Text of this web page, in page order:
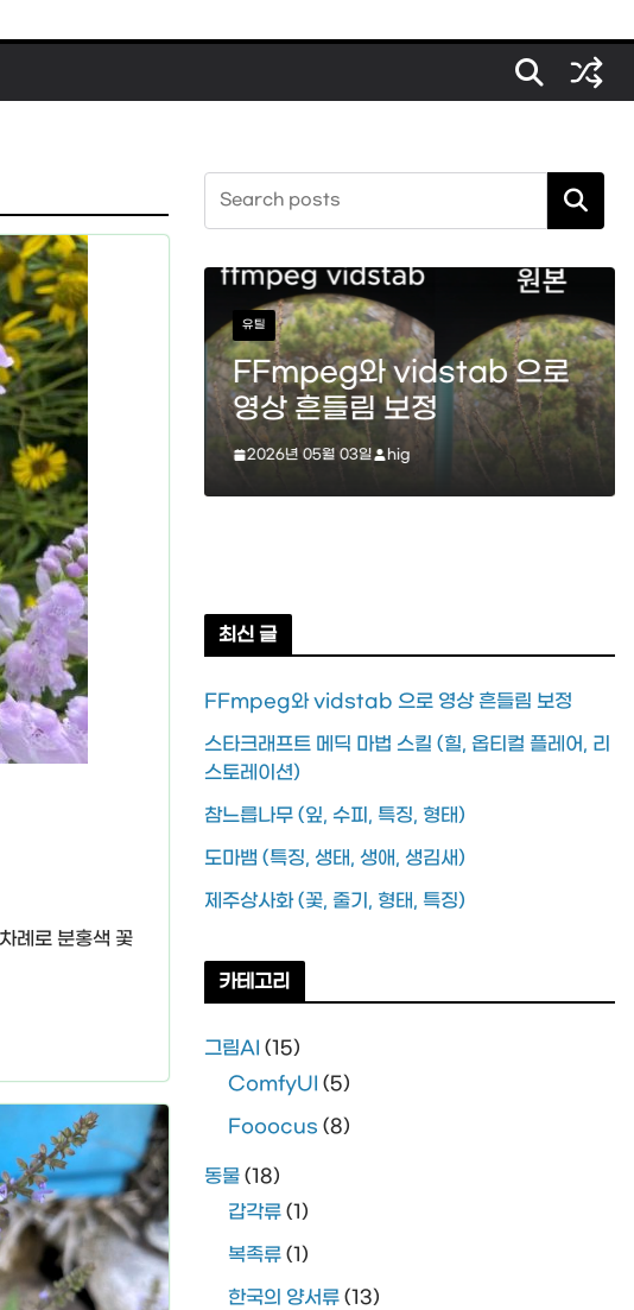
례로 분홍색 꽃
검색
vidstab 으로
보정
일 hig
스타크래프트
스타크래프트 메딕 마법 스
(힐, 옵티컬 플레어, 리스토
이션)
2026년 04월 11일 hig
최신 글
FFmpeg와 vidstab 으로 영상 흔들림 보정
스타크래프트 메딕 마법 스킬 (힐, 옵티컬 플레어, 리
스토레이션)
참느릅나무 (잎, 수피, 특징, 형태)
도마뱀 (특징, 생태, 생애, 생김새)
제주상사화 (꽃, 줄기, 형태, 특징)
카테고리
그림AI (15)
ComfyUI (5)
Fooocus (8)
동물(18)
갑각류(1)
복족류(1)
한국의 양서류(13)